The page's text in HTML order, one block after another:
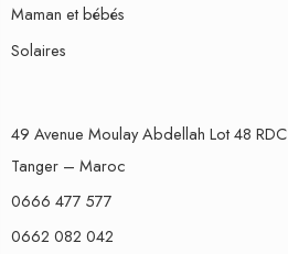
Maman et bébés
Solaires
49 Avenue Moulay Abdellah Lot 48 RDC
Tanger – Maroc
0666 477 577
0662 082 042